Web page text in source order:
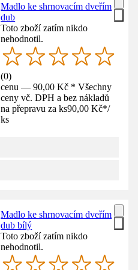
Madlo ke shrnovacím dveřím
dub
Toto zboží zatím nikdo
nehodnotil.
(0)
cenu — 90,00 Kč * Všechny
ceny vč. DPH a bez nákladů
na přepravu za ks90,00 Kč*/
ks
Madlo ke shrnovacím dveřím
dub bílý
Toto zboží zatím nikdo
nehodnotil.